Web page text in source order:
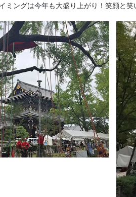
ミングは今年も大盛り上がり！笑顔と笑